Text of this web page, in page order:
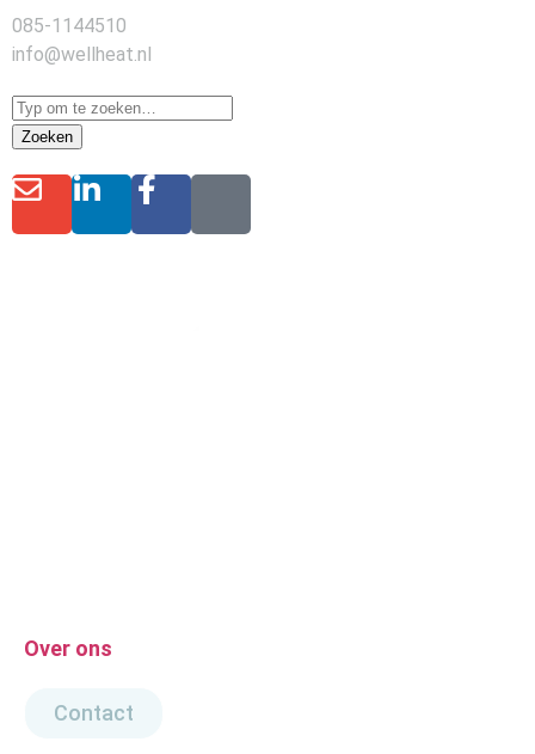
085-1144510
info@wellheat.nl
Zoeken
Over ons
Contact